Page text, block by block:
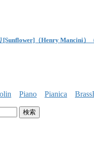
[Sunflower]（Henry Mancini）
Piano Pianica